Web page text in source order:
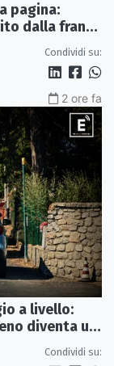
pagina:
dalla frana
Condividi su:
2 ore fa
a livello:
diventa un
Condividi su: